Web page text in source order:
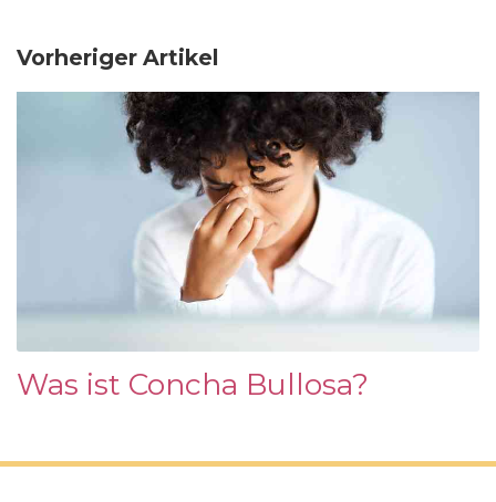
Vorheriger Artikel
Was ist Concha Bullosa?